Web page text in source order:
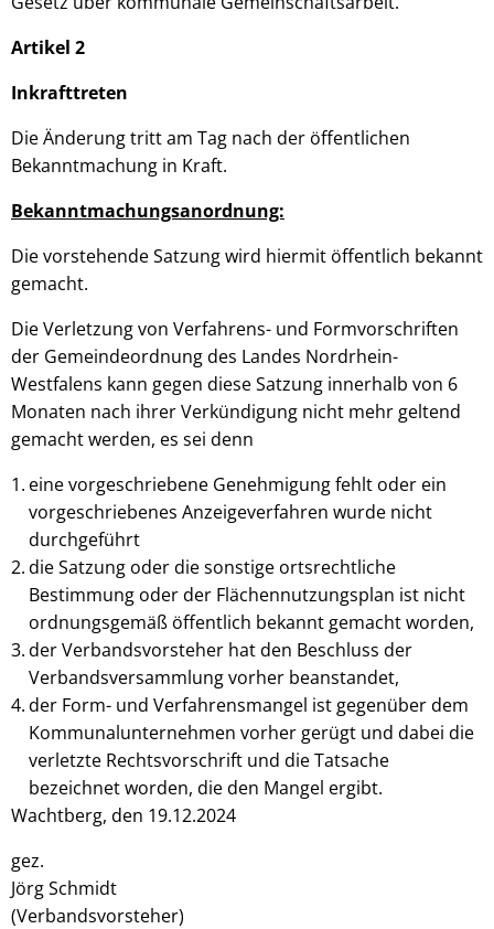
Artikel 2
Inkrafttreten
Die Änderung tritt am Tag nach der öffentlichen
Bekanntmachung in Kraft.
Bekanntmachungsanordnung:
Die vorstehende Satzung wird hiermit öffentlich bekannt
gemacht.
Die Verletzung von Verfahrens- und Formvorschriften
der Gemeindeordnung des Landes Nordrhein-
Westfalens kann gegen diese Satzung innerhalb von 6
Monaten nach ihrer Verkündigung nicht mehr geltend
gemacht werden, es sei denn
eine vorgeschriebene Genehmigung fehlt oder ein
vorgeschriebenes Anzeigeverfahren wurde nicht
durchgeführt
die Satzung oder die sonstige ortsrechtliche
Bestimmung oder der Flächennutzungsplan ist nicht
ordnungsgemäß öffentlich bekannt gemacht worden,
der Verbandsvorsteher hat den Beschluss der
Verbandsversammlung vorher beanstandet,
der Form- und Verfahrensmangel ist gegenüber dem
Kommunalunternehmen vorher gerügt und dabei die
verletzte Rechtsvorschrift und die Tatsache
bezeichnet worden, die den Mangel ergibt.
Wachtberg, den 19.12.2024
gez.
Jörg Schmidt
(Verbandsvorsteher)